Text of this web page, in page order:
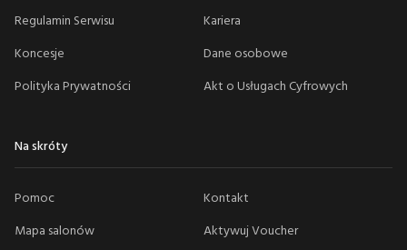
Regulamin Serwisu
Kariera
Koncesje
Dane osobowe
Polityka Prywatności
Akt o Usługach Cyfrowych
Na skróty
Pomoc
Kontakt
Mapa salonów
Aktywuj Voucher